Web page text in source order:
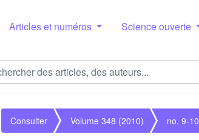
Articles et numéros Science ouverte
Consulter Volume 348 (2010) no. 9-10